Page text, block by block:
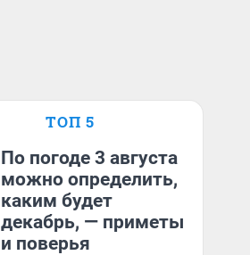
ТОП 5
По погоде 3 августа
можно определить,
каким будет
декабрь, — приметы
и поверья